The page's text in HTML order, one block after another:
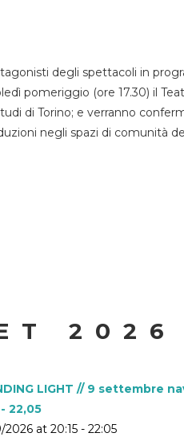
degli spettacoli in
pomeriggio (ore 17.30) il
di Torino; e verranno
negli spazi di comunità
2026
LIGHT // 9 settembre
22,05
at 20:15 - 22:05